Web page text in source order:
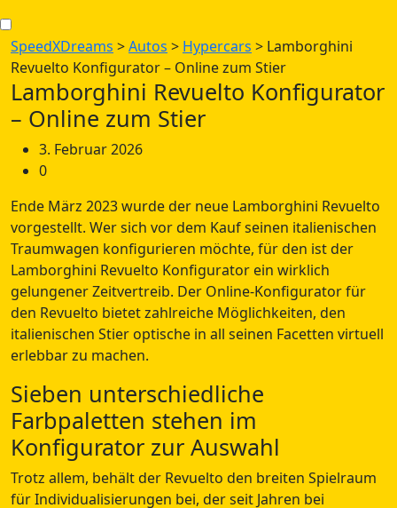
SpeedXDreams >Autos > Hypercars > Lamborghini
Revuelto Konfigurator – Online zum Stier
Lamborghini Revuelto Konfigurator
– Online zum Stier
3. Februar 2026
0
Ende März 2023 wurde der neue Lamborghini Revuelto
vorgestellt. Wer sich vor dem Kauf seinen italienischen
Traumwagen konfigurieren möchte, für den ist der
Lamborghini Revuelto Konfigurator ein wirklich
gelungener Zeitvertreib. Der Online-Konfigurator für
den Revuelto bietet zahlreiche Möglichkeiten, den
italienischen Stier optische in all seinen Facetten virtuell
erlebbar zu machen.
Sieben unterschiedliche
Farbpaletten stehen im
Konfigurator zur Auswahl
Trotz allem, behält der Revuelto den breiten Spielraum
für Individualisierungen bei, der seit Jahren bei